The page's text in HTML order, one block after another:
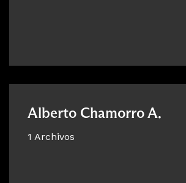
Alberto Chamorro A.
1 Archivos